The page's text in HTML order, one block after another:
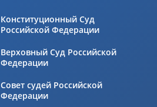
Конституционный Суд
Российской Федерации
Верховный Суд Российской
Федерации
Совет судей Российской
Федерации